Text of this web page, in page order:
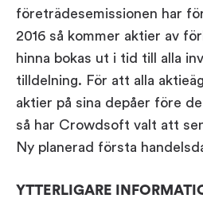
företrädesemissionen har
2016 så kommer aktier av
hinna bokas ut i tid till alla
tilldelning. För att alla
aktier på sina depåer före
så har Crowdsoft valt att
Ny planerad första
YTTERLIGARE
The Hybrid Work Model
Help Center
FAQ